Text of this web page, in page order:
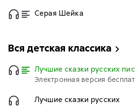
Серая Шейка
Вся детская классика
Лучшие сказки русских
Электронная версия
Лучшие сказки русских